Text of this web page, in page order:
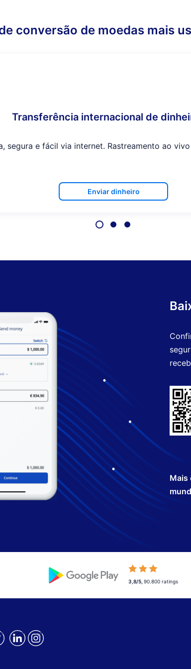
conversão de moedas mais
Transferência internacional de
segura e fácil via internet. Rastreamento ao
Enviar dinheiro
Mais
3,8/5, 90.800 ratings